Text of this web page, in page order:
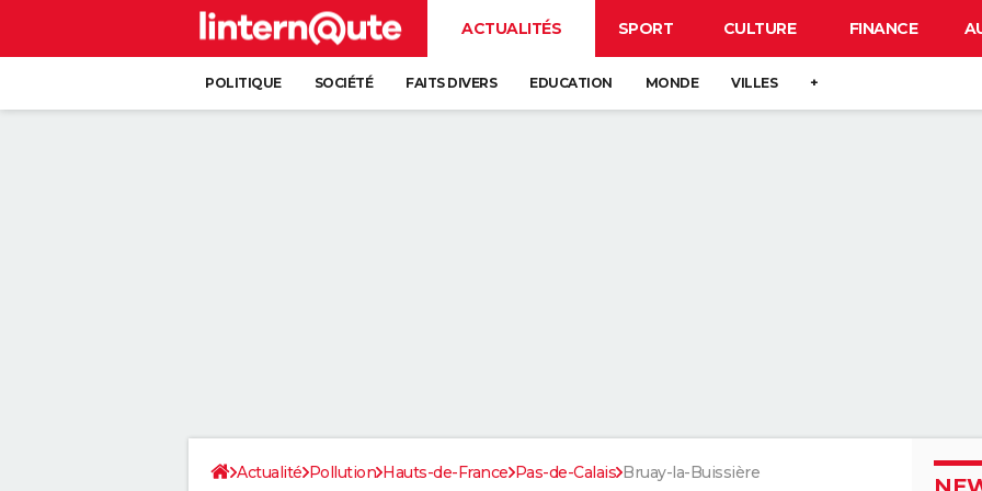
ACTUALITÉS SPORT CULTURE FINANCE
POLITIQUE SOCIÉTÉ FAITS DIVERS EDUCATION MONDE VILLES +
Actualité Pollution Hauts-de-France Pas-de-Calais Bruay-la-Buissière